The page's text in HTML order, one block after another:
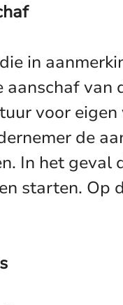
in
aanschaf
voor
de
In het geval
starten. Op